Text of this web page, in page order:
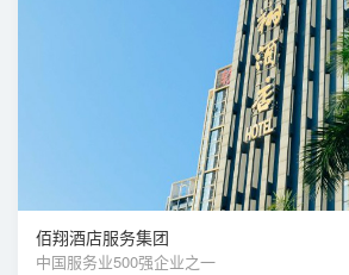
佰翔酒店服务集团
中国服务业500强企业之一